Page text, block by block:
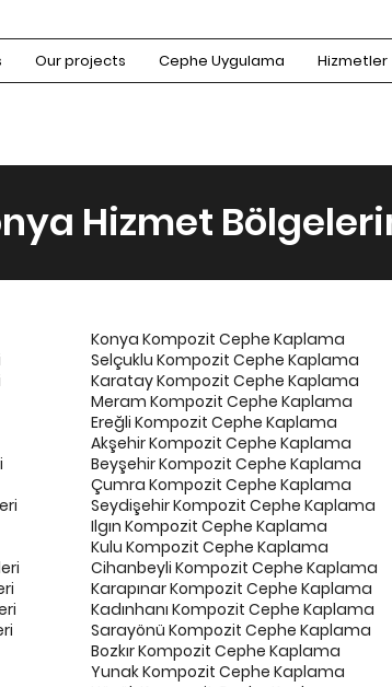
Our projects Cephe Uygulama Hizmetler
Hizmet
Konya Kompozit Cephe Kaplama
Selçuklu Kompozit Cephe Kaplama
Karatay Kompozit Cephe Kaplama
Meram Kompozit Cephe Kaplama
Ereğli Kompozit Cephe Kaplama
Akşehir Kompozit Cephe Kaplama
Beyşehir Kompozit Cephe Kaplama
Çumra Kompozit Cephe Kaplama
Seydişehir Kompozit Cephe Kaplama
Ilgın Kompozit Cephe Kaplama
Kulu Kompozit Cephe Kaplama
Cihanbeyli Kompozit Cephe Kaplama
Karapınar Kompozit Cephe Kaplama
Kadınhanı Kompozit Cephe Kaplama
Sarayönü Kompozit Cephe Kaplama
Bozkır Kompozit Cephe Kaplama
Yunak Kompozit Cephe Kaplama